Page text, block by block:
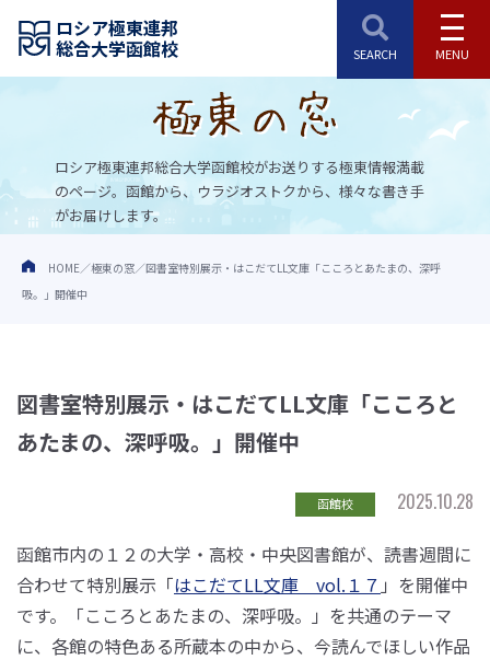
ロシア極東連邦
総合大学函館校
ロシア極東連邦総合大学函館校がお送りする極東情報満載
のページ。 函館から、ウラジオストクから、様々な書き手
がお届けします。
HOME 極東の窓
図書室特別展示・はこだてLL文庫「こころとあたまの、深呼
吸。」開催中
図書室特別展示・はこだてLL文庫「こころと
あたまの、深呼吸。」開催中
函館校
2025.10.28
函館市内の１２の大学・高校・中央図書館が、読書週間に
合わせて特別展示「はこだてLL文庫 vol.１７ 」を開催中
です。「こころとあたまの、深呼吸。」を共通のテーマ
に、各館の特色ある所蔵本の中から、今読んでほしい作品